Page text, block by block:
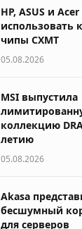
HP, ASUS и
использовать
чипы CXMT
05.08.2026
MSI выпустила
коллекцию
летию
05.08.2026
Akasa
бесшумный
для серверов